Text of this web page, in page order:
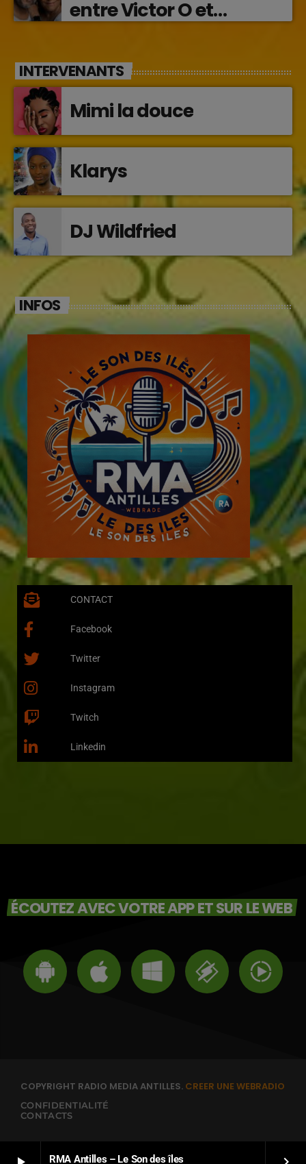
RMA Antilles – Le Son des îles
entre Victor O et
INTERVENANTS
Mimi la douce
Klarys
DJ Wildfried
INFOS
CONTACT
Facebook
Twitter
Instagram
Twitch
Linkedin
ÉCOUTEZ AVEC VOTRE APP ET SUR LE WEB
COPYRIGHT RADIO MEDIA ANTILLES. CREER UNE WEBRADIO
CONFIDENTIALITÉ
CONTACTS